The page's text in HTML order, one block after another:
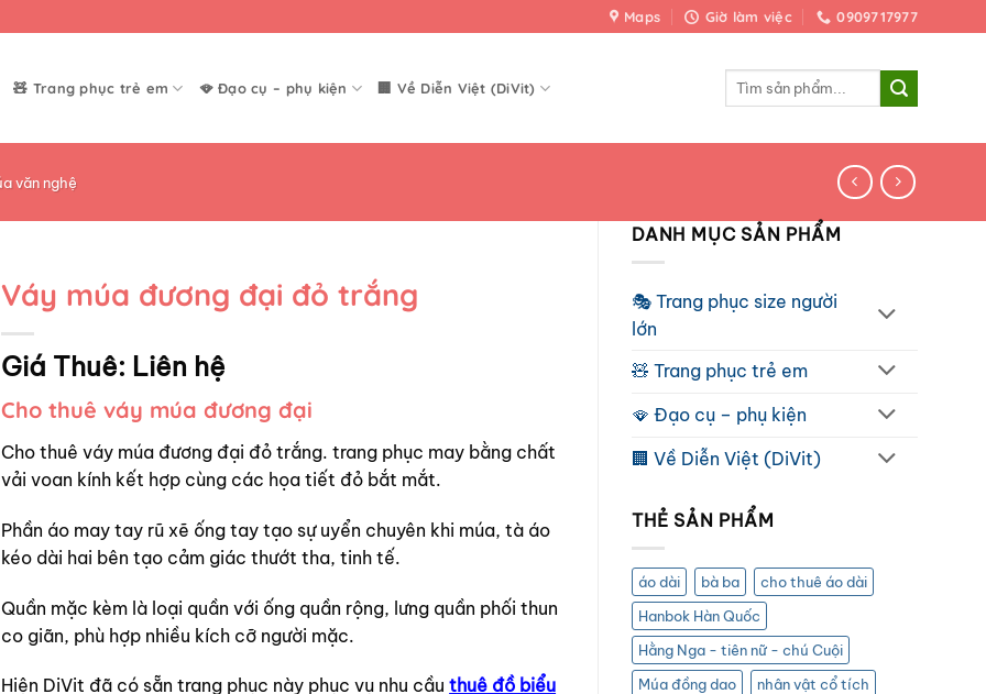
Maps Giờ làm việc 0909717977
🧸 Trang phục trẻ em 🪭 Đạo cụ – phụ kiện 🏢 Về Diễn Việt (DiVit)
Tìm
văn nghệ
DANH MỤC SẢN PHẨM
🎭 Trang phục size người
lớn
🧸 Trang phục trẻ em
🪭 Đạo cụ – phụ kiện
🏢 Về Diễn Việt (DiVit)
THẺ SẢN PHẨM
áo dài bà ba
cho thuê áo dài
Hanbok Hàn Quốc
Hằng Nga - tiên nữ - chú Cuội
Múa đồng dao
nhân vật cổ tích
Váy múa đương đại đỏ trắng
Giá Thuê: Liên hệ
Cho thuê váy múa đương đại
Cho thuê váy múa đương đại đỏ trắng. trang phục may bằng chất
vải voan kính kết hợp cùng các họa tiết đỏ bắt mắt.
Phần áo may tay rũ xẽ ống tay tạo sự uyển chuyên khi múa, tà áo
kéo dài hai bên tạo cảm giác thướt tha, tinh tế.
Quần mặc kèm là loại quần với ống quần rộng, lưng quần phối thun
co giãn, phù hợp nhiều kích cỡ người mặc.
Hiện DiVit đã có sẵn trang phục này phục vụ nhu cầuthuê đồ biểu